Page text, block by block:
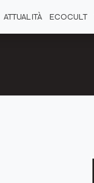
ATTUALITÀ ECOCULT